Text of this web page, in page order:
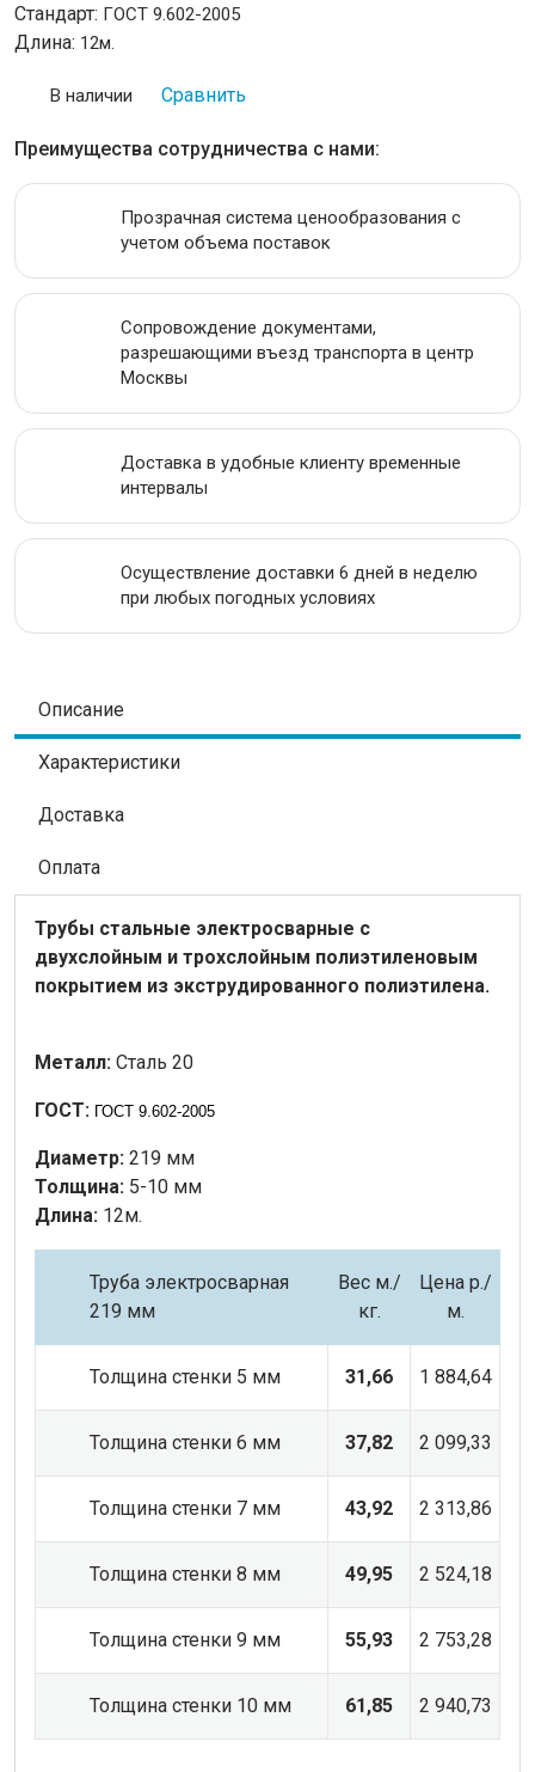
ИНСТРУМЕНТАЛЬНАЯ СТАЛЬ
ПРОВОЛОКА
ЛЕНТА
Стандарт: ГОСТ 9.602-2005
Длина: 12м.
В наличии Сравнить
Преимущества сотрудничества с нами:
Прозрачная система ценообразования с
учетом объема поставок
Сопровождение документами,
разрешающими въезд транспорта в центр
Москвы
Доставка в удобные клиенту временные
интервалы
Осуществление доставки 6 дней в неделю
при любых погодных условиях
Описание
Характеристики
Доставка
Оплата
Трубы стальные электросварные с
двухслойным и трохслойным полиэтиленовым
покрытием из экструдированного полиэтилена.
Металл: Сталь 20
ГОСТ: ГОСТ 9.602-2005
Диаметр: 219 мм
Толщина: 5-10 мм
Длина: 12м.
Труба электросварная
219 мм
Вес м./
кг.
Цена р./
м.
Толщина стенки 5 мм 31,66 1 884,64
Толщина стенки 6 мм 37,82 2 099,33
Толщина стенки 7 мм 43,92 2 313,86
Толщина стенки 8 мм 49,95 2 524,18
Толщина стенки 9 мм 55,93 2 753,28
Толщина стенки 10 мм 61,85 2 940,73